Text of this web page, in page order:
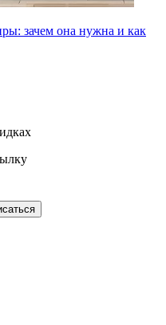
зачем она нужна и как